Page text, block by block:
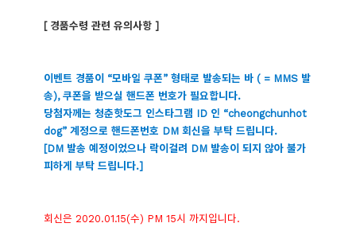
[ 경품수령 관련 유의사항 ]
이벤트 경품이 “모바일 쿠폰” 형태로 발송되는 바 ( = MMS 발
송), 쿠폰을 받으실 핸드폰 번호가 필요합니다.
당첨자께는 청춘핫도그 인스타그램 ID 인 “cheongchunhot
dog” 계정으로 핸드폰번호 DM 회신을 부탁 드립니다.
[DM 발송 예정이었으나 락이걸려 DM 발송이 되지 않아 불가
피하게 부탁 드립니다.]
회신은 2020.01.15(수) PM 15시 까지입니다.